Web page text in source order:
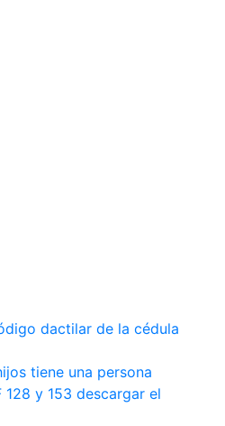
dactilar de la cédula
tiene una persona
128 y 153 descargar el